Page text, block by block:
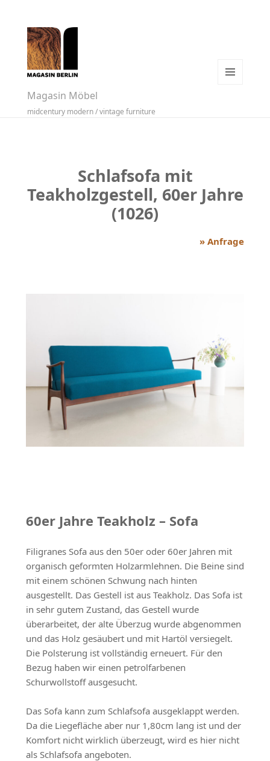
Magasin Möbel
midcentury modern / vintage furniture
Schlafsofa mit
Teakholzgestell, 60er Jahre
(1026)
» Anfrage
60er Jahre Teakholz – Sofa
Filigranes Sofa aus den 50er oder 60er Jahren mit
organisch geformten Holzarmlehnen. Die Beine sind
mit einem schönen Schwung nach hinten
ausgestellt. Das Gestell ist aus Teakholz. Das Sofa ist
in sehr gutem Zustand, das Gestell wurde
überarbeitet, der alte Überzug wurde abgenommen
und das Holz gesäubert und mit Hartöl versiegelt.
Die Polsterung ist vollständig erneuert. Für den
Bezug haben wir einen petrolfarbenen
Schurwollstoff ausgesucht.
Das Sofa kann zum Schlafsofa ausgeklappt werden.
Da die Liegefläche aber nur 1,80cm lang ist und der
Komfort nicht wirklich überzeugt, wird es hier nicht
als Schlafsofa angeboten.